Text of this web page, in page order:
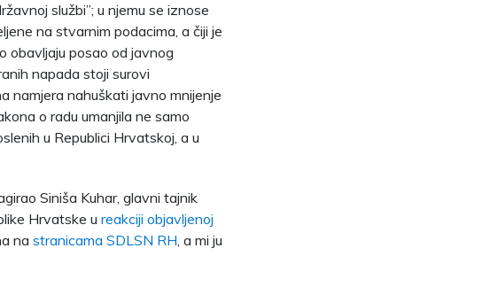
službi”; u njemu se iznose
na stvarnim podacima, a čiji je
obavljaju posao od javnog
napada stoji surovi
namjera nahuškati javno mnijenje
o radu umanjila ne samo
u Republici Hrvatskoj, a u
Siniša Kuhar, glavni tajnik
Hrvatske u reakciji objavljenoj
na stranicama SDLSN RH, a mi ju